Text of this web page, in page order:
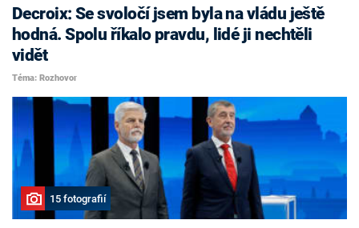
Decroix: Se svoločí jsem byla na vládu ještě
hodná. Spolu říkalo pravdu, lidé ji nechtěli
vidět
Téma: Rozhovor
15 fotografií